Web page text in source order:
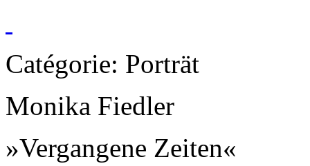
Catégorie: Porträt
Monika Fiedler
»Vergangene Zeiten«